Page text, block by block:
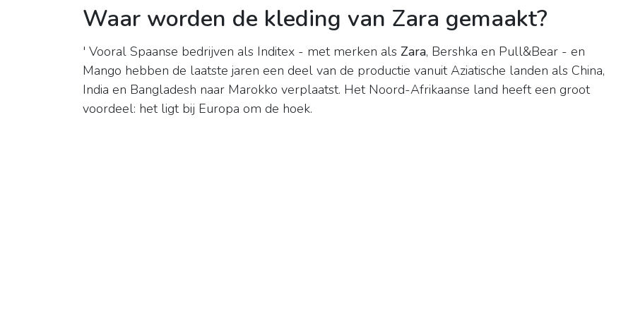
Waar worden de kleding van Zara gemaakt?
' Vooral Spaanse bedrijven als Inditex - met merken als Zara, Bershka en Pull&Bear - en
Mango hebben de laatste jaren een deel van de productie vanuit Aziatische landen als China,
India en Bangladesh naar Marokko verplaatst. Het Noord-Afrikaanse land heeft een groot
voordeel: het ligt bij Europa om de hoek.